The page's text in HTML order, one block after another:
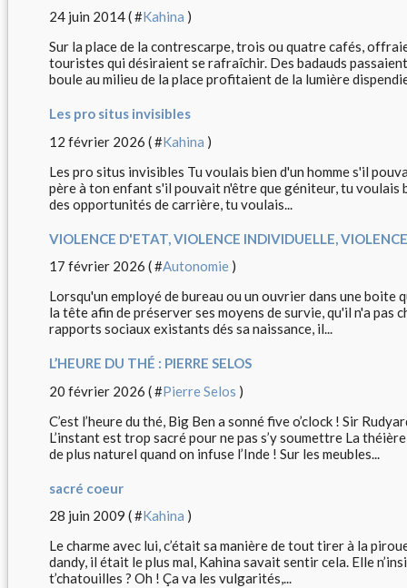
24 juin 2014 ( #Kahina )
Sur la place de la contrescarpe, trois ou quatre cafés,
touristes qui désiraient se rafraîchir. Des badauds
boule au milieu de la place profitaient de la lumière
Les pro situs invisibles
12 février 2026 ( #Kahina )
Les pro situs invisibles Tu voulais bien d'un homme s'il
père à ton enfant s'il pouvait n'être que géniteur, tu voulais
des opportunités de carrière, tu voulais...
VIOLENCE D'ETAT, VIOLENCE INDIVIDUELLE,
17 février 2026 ( #Autonomie )
Lorsqu'un employé de bureau ou un ouvrier dans une
la tête afin de préserver ses moyens de survie, qu'il n'a pas
rapports sociaux existants dés sa naissance, il...
L’HEURE DU THÉ : PIERRE SELOS
20 février 2026 ( #Pierre Selos )
C’est l’heure du thé, Big Ben a sonné five o’clock ! Sir
L’instant est trop sacré pour ne pas s’y soumettre La
de plus naturel quand on infuse l’Inde ! Sur les meubles...
sacré coeur
28 juin 2009 ( #Kahina )
Le charme avec lui, c’était sa manière de tout tirer à la
dandy, il était le plus mal, Kahina savait sentir cela. Elle
t’chatouilles ? Oh ! Ça va les vulgarités,...